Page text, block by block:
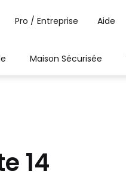
Pro / Entreprise Aide
Maison Sécurisée
14